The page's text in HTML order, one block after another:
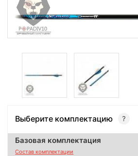
Выберите комплектацию
Базовая комплектация
Состав комплектации